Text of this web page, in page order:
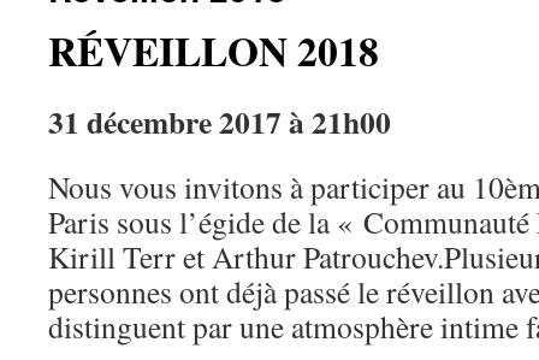
RÉVEILLON 2018
31 décembre 2017 à 21h00
Nous vous invitons à participer au
Paris sous l’égide de la «
Kirill Terr et Arthur
personnes ont déjà passé le réveillon
distinguent par une atmosphère intime